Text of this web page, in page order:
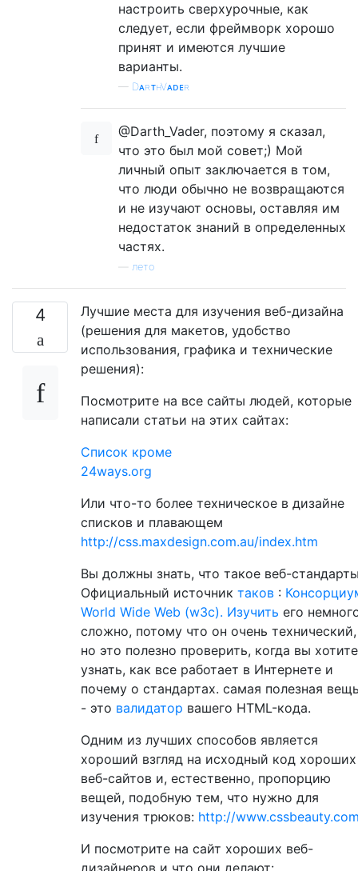
настроить сверхурочные, как
следует, если фреймворк хорошо
принят и имеются лучшие
варианты.
— DᴀʀᴛʜVᴀᴅᴇʀ
@Darth_Vader, поэтому я сказал,
что это был мой совет;) Мой
личный опыт заключается в том,
что люди обычно не возвращаются
и не изучают основы, оставляя им
недостаток знаний в определенных
частях.
лето
4
Лучшие места для изучения веб-дизайна
(решения для макетов, удобство
использования, графика и технические
решения):
Посмотрите на все сайты людей, которые
написали статьи на этих сайтах:
Список кроме
24ways.org
Или что-то более техническое в дизайне
списков и плавающем
http://css.maxdesign.com.au/index.htm
Вы должны знать, что такое веб-
Официальный источник таков :
World Wide Web (w3c). Изучить его
сложно, потому что он очень технический,
но это полезно проверить, когда вы хотите
узнать, как все работает в Интернете и
почему о стандартах. самая полезная
- это валидатор вашего HTML-кода.
Одним из лучших способов является
хороший взгляд на исходный код хороших
веб-сайтов и, естественно, пропорцию
вещей, подобную тем, что нужно для
изучения трюков: http://
И посмотрите на сайт хороших веб-
дизайнеров и что они делают: